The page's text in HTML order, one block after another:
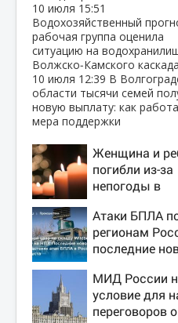
10 июля 15:51
Водохозяйственный
рабочая группа оценила
ситуацию на
Волжско‑Камского каскада
10 июля 12:39 В
области тысячи семей
новую выплату: как
мера поддержки
Женщина и
погибли из-за
непогоды в
Атаки БПЛА
регионам
последние
последствия,
на склады
Wildberries,
МИД России
условие для
переговоров